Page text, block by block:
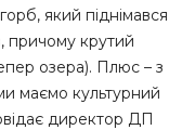
який піднімався
причому крутий
озера). Плюс – з
маємо культурний
директoр ДП